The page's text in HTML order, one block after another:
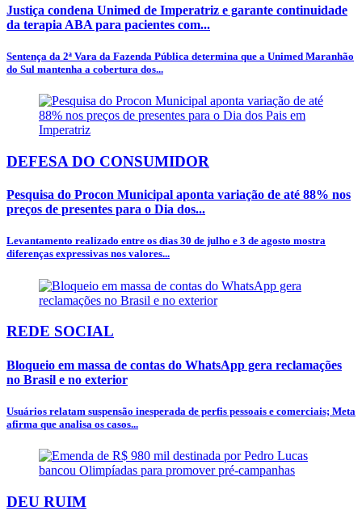
Justiça condena Unimed de Imperatriz e garante continuidade
da terapia ABA para pacientes com...
Sentença da 2ª Vara da Fazenda Pública determina que a Unimed Maranhão
do Sul mantenha a cobertura dos...
DEFESA DO CONSUMIDOR
Pesquisa do Procon Municipal aponta variação de até 88% nos
preços de presentes para o Dia dos...
Levantamento realizado entre os dias 30 de julho e 3 de agosto mostra
diferenças expressivas nos valores...
REDE SOCIAL
Bloqueio em massa de contas do WhatsApp gera reclamações
no Brasil e no exterior
Usuários relatam suspensão inesperada de perfis pessoais e comerciais; Meta
afirma que analisa os casos...
DEU RUIM